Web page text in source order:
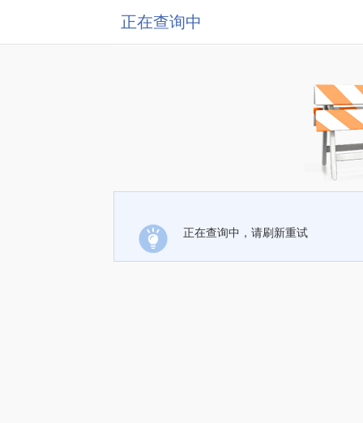
正在查询中
正在查询中，请刷新重试